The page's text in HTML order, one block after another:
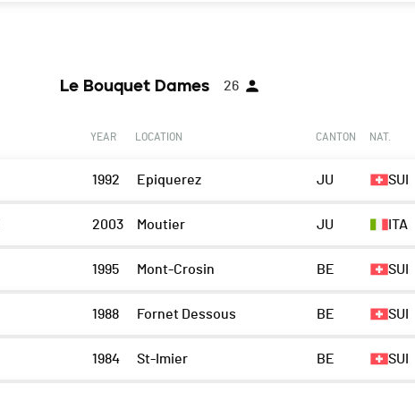
Le Bouquet Dames 26
YEAR LOCATION CANTON NAT.
1992 Epiquerez JU SUI
2003 Moutier JU ITA
1995 Mont-Crosin BE SUI
1988 Fornet Dessous BE SUI
1984 St-Imier BE SUI